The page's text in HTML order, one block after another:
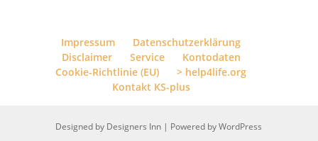
Impressum
Datenschutzerklärung
Disclaimer
Service
Kontodaten
Cookie-Richtlinie (EU)
> help4life.org
Kontakt KS-plus
Designed by Designers Inn | Powered byWordPress